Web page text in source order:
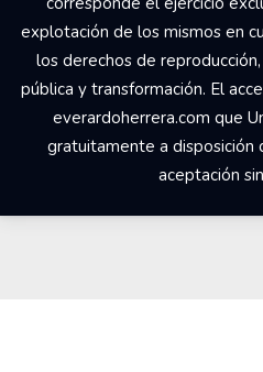
explotación de los mismos en
los derechos de
pública y transformación. El
everardoherrera.com que
gratuitamente a disposición
aceptación